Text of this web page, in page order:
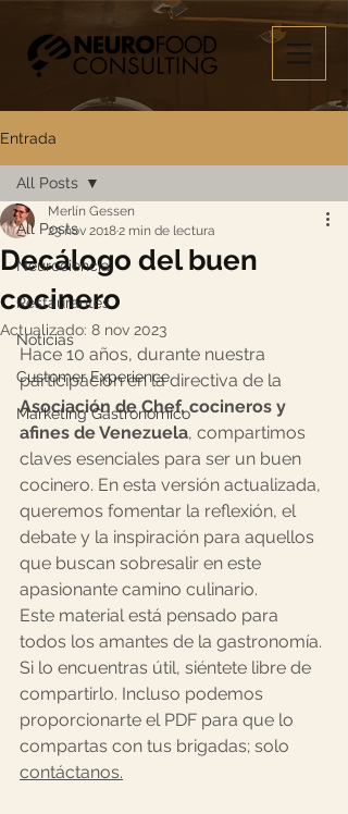
Entrada
All Posts
Neurociencia
Restaurantes
Noticias
Customer Experience
Marketing Gastronómico
All Posts
Decálogo del buen
cocinero
Merlín Gessen
23 nov 20182 min de lectura
Actualizado: 8 nov 2023
Hace 10 años, durante nuestra
participación en la directiva de la
Asociación de Chef, cocineros y
afines de Venezuela, compartimos
claves esenciales para ser un buen
cocinero. En esta versión actualizada,
queremos fomentar la reflexión, el
debate y la inspiración para aquellos
que buscan sobresalir en este
apasionante camino culinario.
Este material está pensado para
todos los amantes de la gastronomía.
Si lo encuentras útil, siéntete libre de
compartirlo. Incluso podemos
proporcionarte el PDF para que lo
compartas con tus brigadas; solo
contáctanos.